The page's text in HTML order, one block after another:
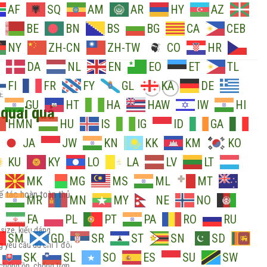
AF SQ AM AR HY
AZ
BE BN BS BG CA
CEB
NY
ZH-CN ZH-TW CO
HR
DA NL EN EO ET
TL
FI
FR FY GL KA
DE
GU HT HA HAW IW
HI
HMN
HU IS IG ID
GA
JA JW KN KK KM
KO
KU
KY LO LA LV
LT
MK MG MS ML
MT
MR MN MY NE
NO
FA PL PT PA RO
RU
SM
GD SR ST SN
SD
SK SL SO ES SU
SW
quả
tác hoàn toàn thủ
kiểu dáng
yêu cầu dù chỉ 1 đôi